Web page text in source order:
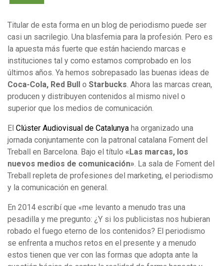
Titular de esta forma en un blog de periodismo puede ser
casi un sacrilegio. Una blasfemia para la profesión. Pero es
la apuesta más fuerte que están haciendo marcas e
instituciones tal y como estamos comprobado en los
últimos años. Ya hemos sobrepasado las buenas ideas de
Coca-Cola, Red Bull o Starbucks. Ahora las marcas crean,
producen y distribuyen contenidos al mismo nivel o
superior que los medios de comunicación.
El Clúster Audiovisual de Catalunya ha organizado una
jornada conjuntamente con la patronal catalana Foment del
Treball en Barcelona. Bajo el título «Las marcas, los
nuevos medios de comunicación». La sala de Foment del
Treball repleta de profesiones del marketing, el periodismo
y la comunicación en general.
En 2014 escribí que «me levanto a menudo tras una
pesadilla y me pregunto: ¿Y si los publicistas nos hubieran
robado el fuego eterno de los contenidos? El periodismo
se enfrenta a muchos retos en el presente y a menudo
estos tienen que ver con las formas que adopta ante la